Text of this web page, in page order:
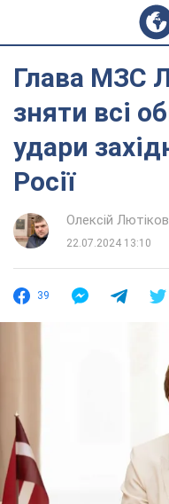
Глава МЗС
зняти всі
удари
Росії
Олексій Лютіков
22.07.2024 13:10
39